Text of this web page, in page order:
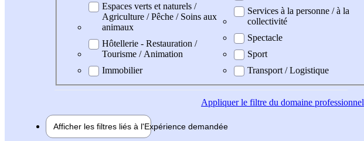
Espaces verts et naturels /
Agriculture / Pêche / Soins aux
animaux
Hôtellerie - Restauration /
Tourisme / Animation
Immobilier
Services à la personne / à la
collectivité
Spectacle
Sport
Transport / Logistique
Appliquerle filtre du domaine professionnel
Afficher les filtres liés à l'Expérience demandée